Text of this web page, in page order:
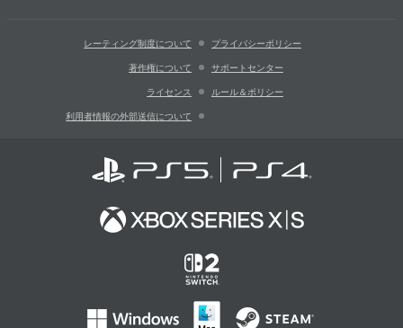
レーティング制度について プライバシーポリシー
著作権について サポートセンター
ライセンス ルール＆ポリシー
利用者情報の外部送信について